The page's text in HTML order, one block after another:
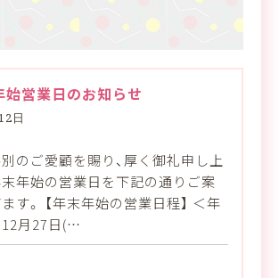
始営業日のお知らせ
日
のご愛顧を賜り、厚く御礼申し上
末年始の営業日を下記の通りご案
す。 【年末年始の営業日程】 ＜年
月27日(…